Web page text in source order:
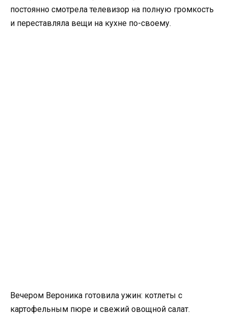
постоянно смотрела телевизор на полную громкость
и переставляла вещи на кухне по-своему.
Вечером Вероника готовила ужин: котлеты с
картофельным пюре и свежий овощной салат.